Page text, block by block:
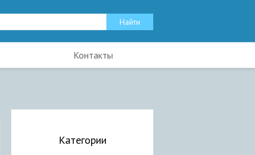
Контакты
Категории